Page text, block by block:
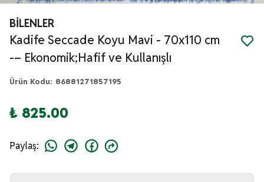
BİLENLER
Kadife Seccade Koyu Mavi - 70x110 cm
-– Ekonomik;Hafif ve Kullanışlı
Ürün Kodu: 86881271857195
₺ 825.00
Paylaş: